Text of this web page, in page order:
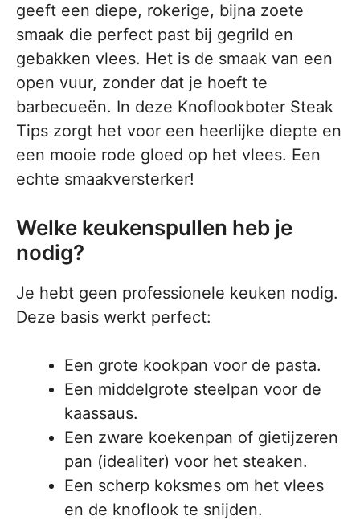
geeft een diepe, rokerige, bijna zoete
smaak die perfect past bij gegrild en
gebakken vlees. Het is de smaak van een
open vuur, zonder dat je hoeft te
barbecueën. In deze Knoflookboter Steak
Tips zorgt het voor een heerlijke diepte en
een mooie rode gloed op het vlees. Een
echte smaakversterker!
Welke keukenspullen heb je
nodig?
Je hebt geen professionele keuken nodig.
Deze basis werkt perfect:
Een grote kookpan voor de pasta.
Een middelgrote steelpan voor de
kaassaus.
Een zware koekenpan of gietijzeren
pan (idealiter) voor het steaken.
Een scherp koksmes om het vlees
en de knoflook te snijden.